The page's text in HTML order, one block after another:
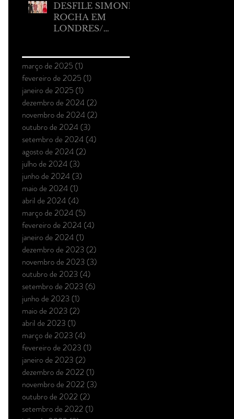
DESFILE SIMONE
ROCHA EM
LONDRES/
março de 2025 (1)
fevereiro de 2025 (1)
janeiro de 2025 (1)
dezembro de 2024 (2)
novembro de 2024 (2)
outubro de 2024 (3)
setembro de 2024 (4)
agosto de 2024 (2)
julho de 2024 (3)
junho de 2024 (3)
maio de 2024 (1)
abril de 2024 (4)
março de 2024 (5)
fevereiro de 2024 (4)
janeiro de 2024 (1)
dezembro de 2023 (2)
novembro de 2023 (3)
outubro de 2023 (4)
setembro de 2023 (6)
junho de 2023 (1)
maio de 2023 (2)
abril de 2023 (1)
março de 2023 (4)
fevereiro de 2023 (1)
janeiro de 2023 (2)
dezembro de 2022 (1)
novembro de 2022 (3)
outubro de 2022 (2)
setembro de 2022 (1)